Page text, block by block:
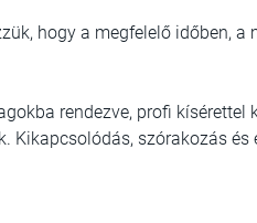
hogy a megfelelő időben, a
rendezve, profi kísérettel
Kikapcsolódás, szórakozás és